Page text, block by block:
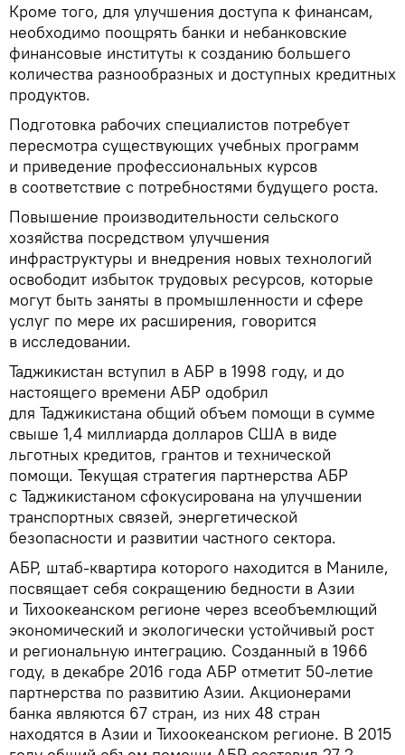
Кроме того, для улучшения доступа к финансам,
необходимо поощрять банки и небанковские
финансовые институты к созданию большего
количества разнообразных и доступных кредитных
продуктов.
Подготовка рабочих специалистов потребует
пересмотра существующих учебных программ
и приведение профессиональных курсов
в соответствие с потребностями будущего роста.
Повышение производительности сельского
хозяйства посредством улучшения
инфраструктуры и внедрения новых технологий
освободит избыток трудовых ресурсов, которые
могут быть заняты в промышленности и сфере
услуг по мере их расширения, говорится
в исследовании.
Таджикистан вступил в АБР в 1998 году, и до
настоящего времени АБР одобрил
для Таджикистана общий объем помощи в сумме
свыше 1,4 миллиарда долларов США в виде
льготных кредитов, грантов и технической
помощи. Текущая стратегия партнерства АБР
с Таджикистаном сфокусирована на улучшении
транспортных связей, энергетической
безопасности и развитии частного сектора.
АБР, штаб-квартира которого находится в Маниле,
посвящает себя сокращению бедности в Азии
и Тихоокеанском регионе через всеобъемлющий
экономический и экологически устойчивый рост
и региональную интеграцию. Созданный в 1966
году, в декабре 2016 года АБР отметит 50-летие
партнерства по развитию Азии. Акционерами
банка являются 67 стран, из них 48 стран
находятся в Азии и Тихоокеанском регионе. В 2015